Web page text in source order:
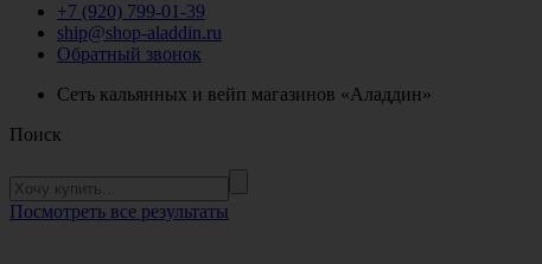
+7 (920) 799-01-39
ship@shop-aladdin.ru
Обратный звонок
Сеть кальянных и вейп магазинов «Аладдин»
Поиск
Посмотреть все результаты